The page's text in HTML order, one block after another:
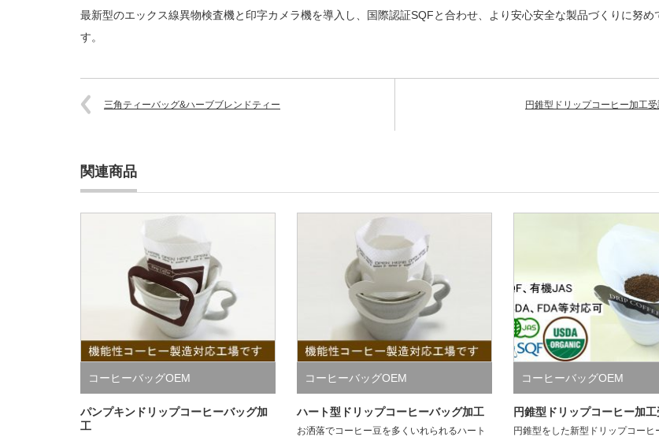
最新型のエックス線異物検査機と印字カメラ機を導入し、国際認証SQFと合わせ、より安心安全な製品づくりに努め
す。
三角ティーバッグ&ハーブブレンドティー 円錐型ドリップコーヒー加工
関連商品
コーヒーバッグOEM
パンプキンドリップコーヒーバッグ加
工
コーヒーバッグOEM
ハート型ドリップコーヒーバッグ加工
お洒落でコーヒー豆を多くいれられるハート
コーヒーバッグOEM
円錐型ドリップコーヒー加
円錐型をした新型ドリップコーヒ